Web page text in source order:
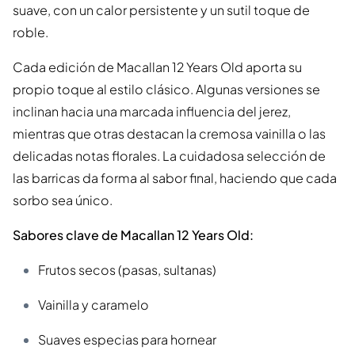
suave, con un calor persistente y un sutil toque de
roble.
Cada edición de Macallan 12 Years Old aporta su
propio toque al estilo clásico. Algunas versiones se
inclinan hacia una marcada influencia del jerez,
mientras que otras destacan la cremosa vainilla o las
delicadas notas florales. La cuidadosa selección de
las barricas da forma al sabor final, haciendo que cada
sorbo sea único.
Sabores clave de Macallan 12 Years Old:
Frutos secos (pasas, sultanas)
Vainilla y caramelo
Suaves especias para hornear